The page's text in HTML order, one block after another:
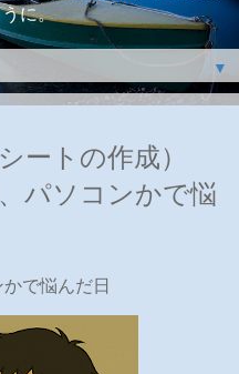
に。
▼
ートの作成）
パソコンかで悩
で悩んだ日